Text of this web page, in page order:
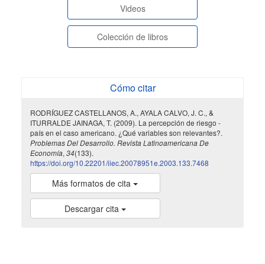
Videos
Colección de libros
Cómo citar
RODRÍGUEZ CASTELLANOS, A., AYALA CALVO, J. C., &
ITURRALDE JAINAGA, T. (2009). La percepción de riesgo -
país en el caso americano. ¿Qué variables son relevantes?.
Problemas Del Desarrollo. Revista Latinoamericana De
Economía, 34(133).
https://doi.org/10.22201/iiec.20078951e.2003.133.7468
Más formatos de cita
Descargar cita